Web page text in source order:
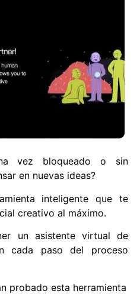
vez bloqueado o sin
en nuevas ideas?
inteligente que te
creativo al máximo.
un asistente virtual de
cada paso del proceso
probado esta herramienta